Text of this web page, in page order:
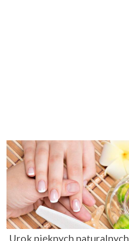
Urok pięknych naturalnych